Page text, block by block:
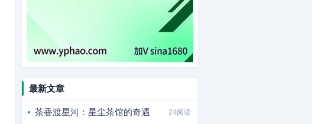
最新文章
茶香渡星河：星尘茶馆的奇遇 24阅读